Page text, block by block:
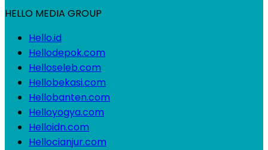
HELLO MEDIA GROUP
Hello.id
Hellodepok.com
Helloseleb.com
Hellobekasi.com
Hellobanten.com
Helloyogya.com
Helloidn.com
Hellocianjur.com